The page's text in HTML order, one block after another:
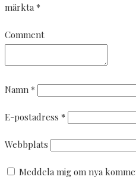
märkta *
Comment
Namn *
E-postadress *
Webbplats
Meddela mig om nya